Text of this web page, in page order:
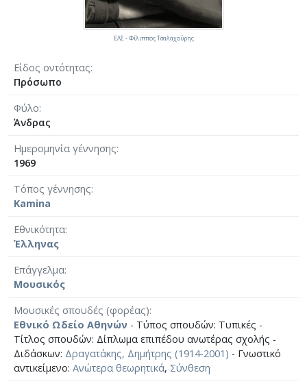
Είδος οντότητας
Πρόσωπο
Φύλο
Άνδρας
Ημερομηνία γέννησης
1969
Τόπος γέννησης
Kamina
Εθνικότητα
Έλληνας
Επάγγελμα
Μουσικός
Μουσικές σπουδές (φορέας)
Εθνικό Ωδείο Αθηνών - Τύπος σπουδών: Τυπικές -
Τίτλος σπουδών: Δίπλωμα επιπέδου ανωτέρας σχολής -
Διδάσκων: Δραγατάκης, Δημήτρης (1914-2001) - Γνωστικό
αντικείμενο: Ανώτερα θεωρητικά, Σύνθεση
ΕΛΣ - Φίλιππος Τσαλαχο΄ύρης